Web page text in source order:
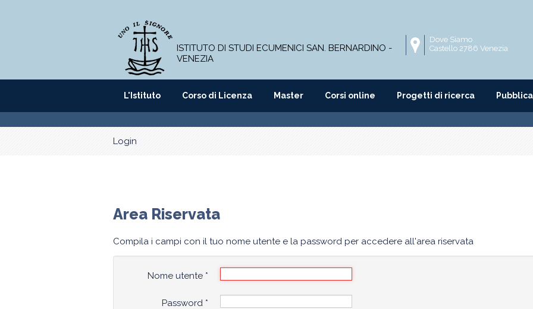
ISTITUTO DI STUDI ECUMENICI SAN. BERNARDINO -
VENEZIA
Dove Siamo
Castello 2786 Venezia
L'Istituto Corso di Licenza Master Corsi online Progetti di ricerca
Login
Area Riservata
Compila i campi con il tuo nome utente e la password per accedere all'area riservata
Nome utente *
Password *